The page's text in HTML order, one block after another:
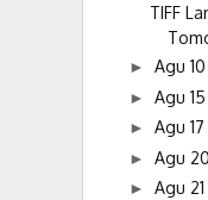
TIFF
► Agu 10
► Agu 15
► Agu 17
► Agu 20
► Agu 21